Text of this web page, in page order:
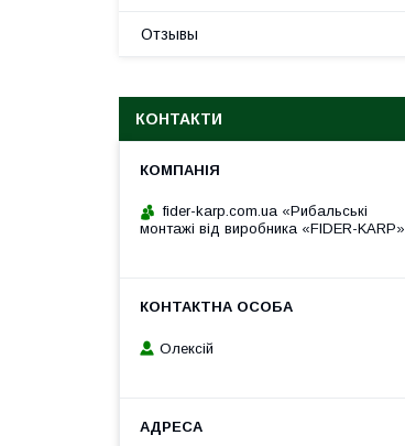
Отзывы
КОНТАКТИ
fider-karp.com.ua «Рибальські
монтажі від виробника «FIDER-KARP»
Олексій